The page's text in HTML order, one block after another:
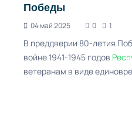
Победы
04 май 2025 0 1
В преддверии 80-летия
войне 1941-1945 годов
ветеранам в виде